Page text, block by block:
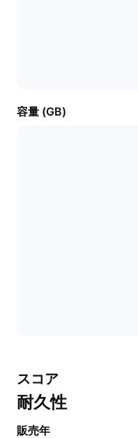
容量 (GB)
スコア
耐久性
販売年